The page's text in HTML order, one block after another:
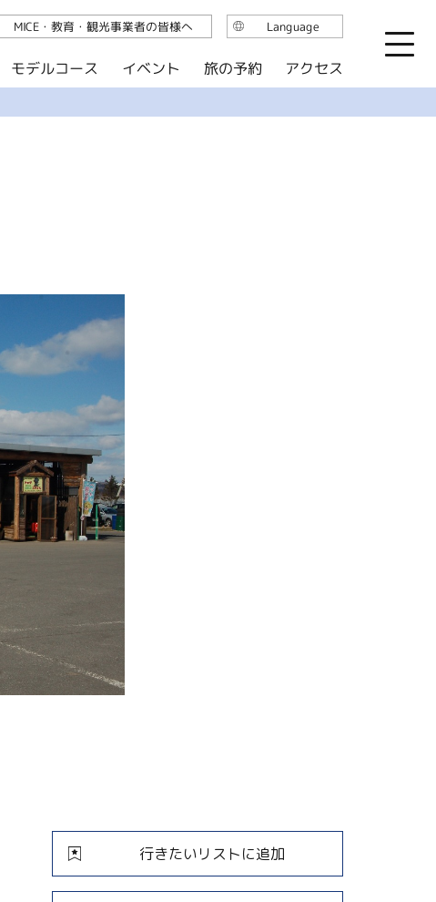
行きたいリストに追加
モデルコース イベント 旅の予約 アクセス
MICE・教育・観光事業者の皆様へ Language
English
简体中文